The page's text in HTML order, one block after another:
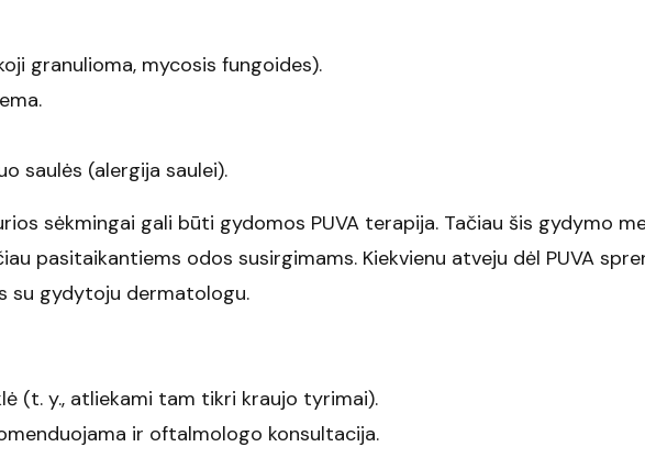
granulioma, mycosis fungoides).
saulės (alergija saulei).
sėkmingai gali būti gydomos PUVA terapija. Tačiau šis gydymo
pasitaikantiems odos susirgimams. Kiekvienu atveju dėl PUVA
su gydytoju dermatologu.
(t. y., atliekami tam tikri kraujo tyrimai).
ir oftalmologo konsultacija.